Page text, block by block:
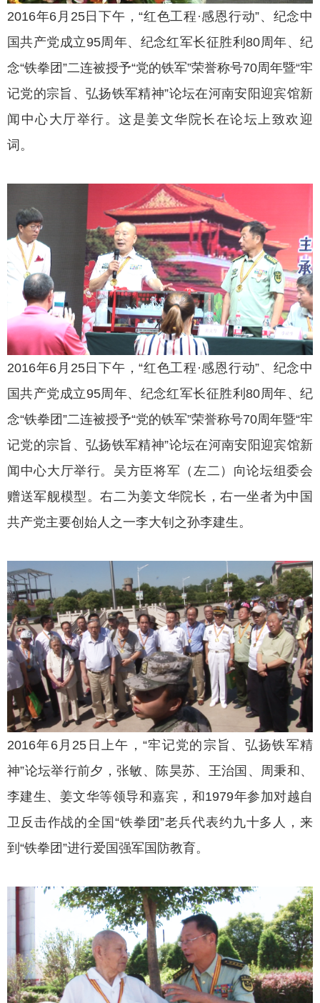
2016年6月25日下午，“红色工程·感恩行动”、纪念中
国共产党成立95周年、纪念红军长征胜利80周年、纪
念“铁拳团”二连被授予“党的铁军”荣誉称号70周年暨“牢
记党的宗旨、弘扬铁军精神”论坛在河南安阳迎宾馆新
闻中心大厅举行。这是姜文华院长在论坛上致欢迎
词。
2016年6月25日下午，“红色工程·感恩行动”、纪念中
国共产党成立95周年、纪念红军长征胜利80周年、纪
念“铁拳团”二连被授予“党的铁军”荣誉称号70周年暨“牢
记党的宗旨、弘扬铁军精神”论坛在河南安阳迎宾馆新
闻中心大厅举行。吴方臣将军（左二）向论坛组委会
赠送军舰模型。右二为姜文华院长，右一坐者为中国
共产党主要创始人之一李大钊之孙李建生。
2016年6月25日上午，“牢记党的宗旨、弘扬铁军精
神”论坛举行前夕，张敏、陈昊苏、王治国、周秉和、
李建生、姜文华等领导和嘉宾，和1979年参加对越自
卫反击作战的全国“铁拳团”老兵代表约九十多人，来
到“铁拳团”进行爱国强军国防教育。